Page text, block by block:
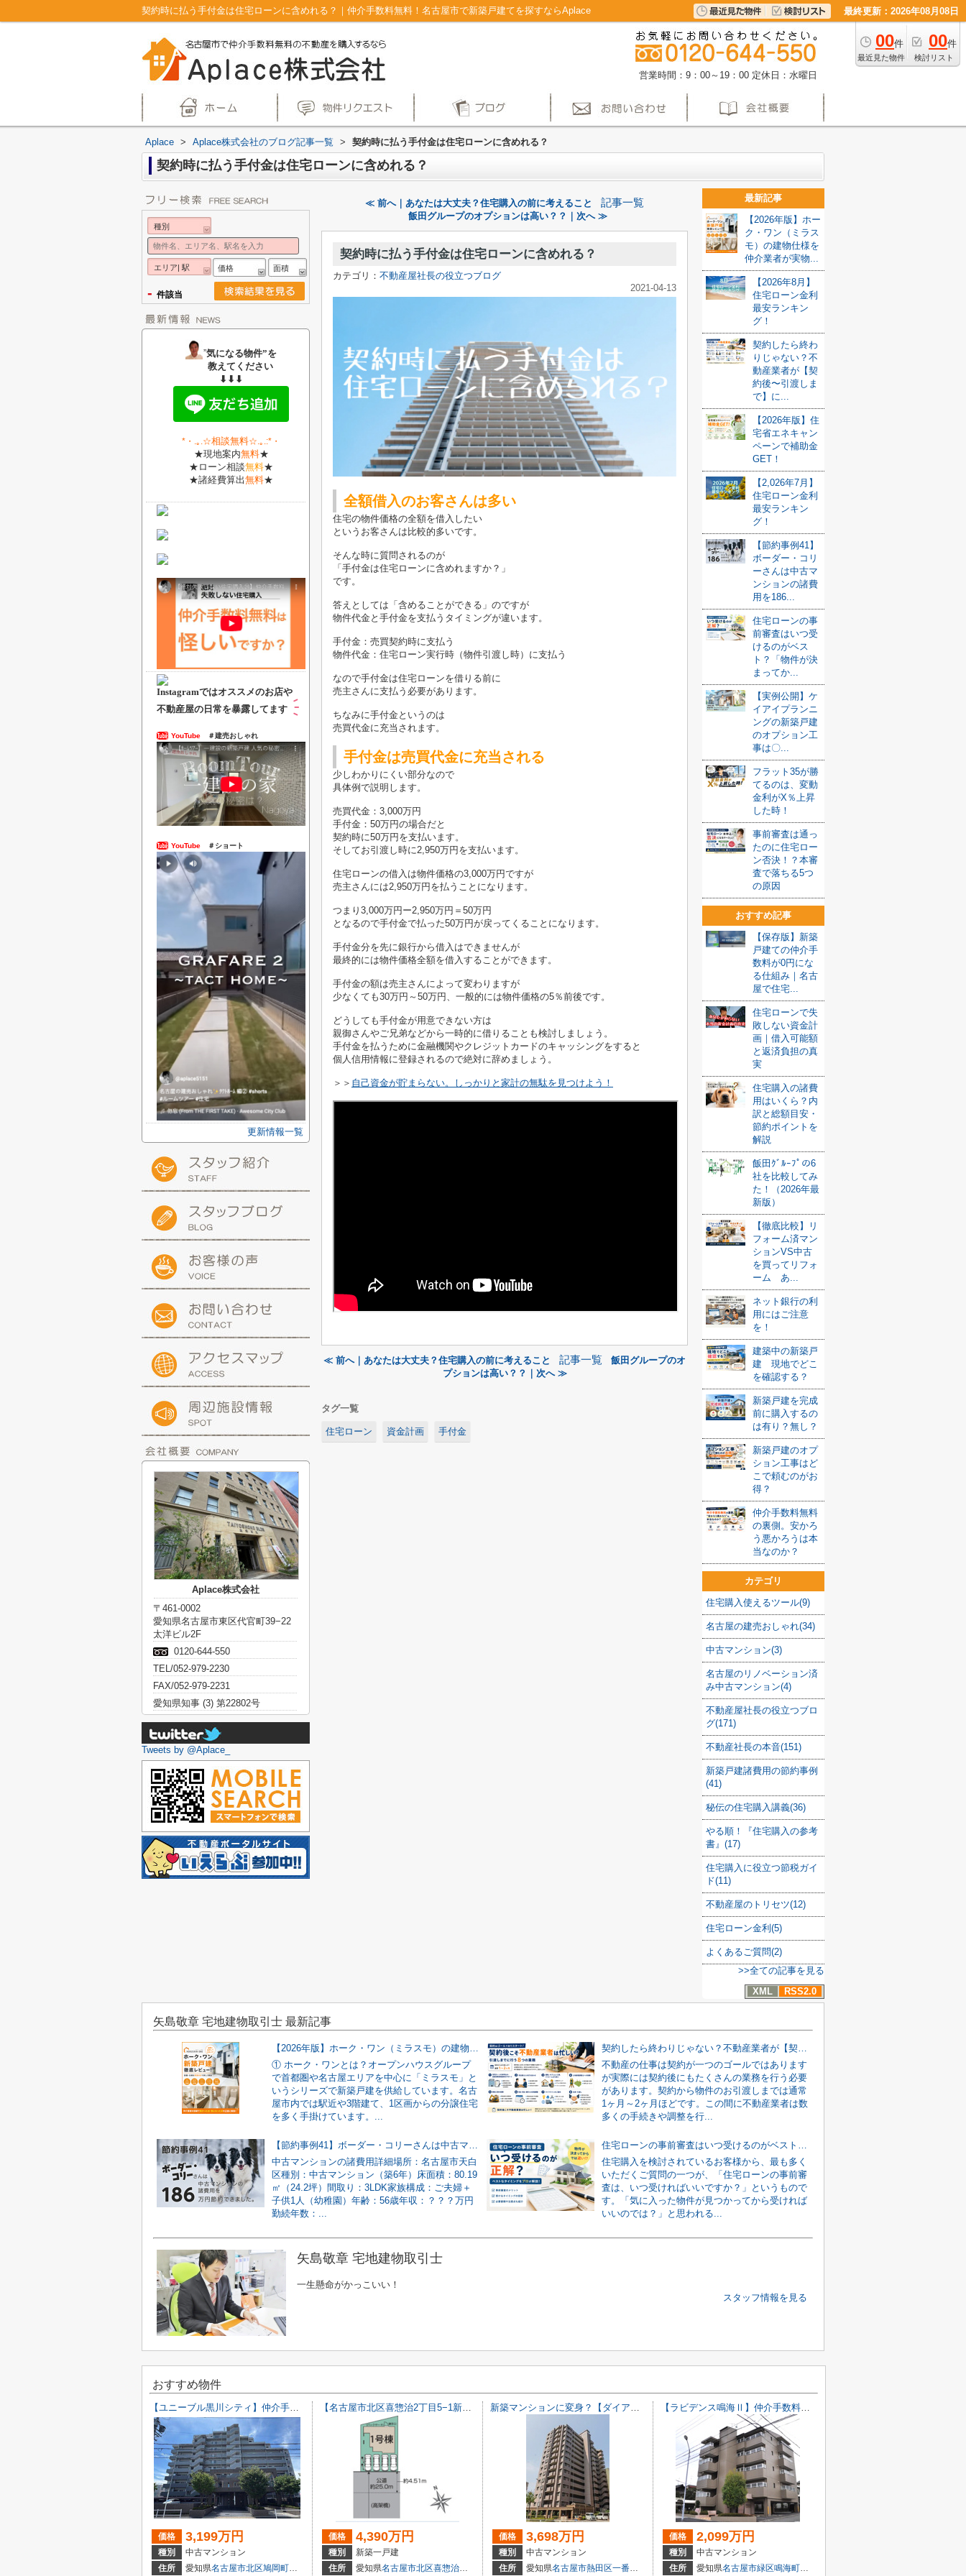
契約時に払う手付金は住宅ローンに含めれる？｜仲介手数料無料！名古屋市で新築戸建てを探すならAplace 最終更新：2026年08月08日
00件
最近見た物件
00件
検討リスト
営業時間：9：00～19：00 定休日：水曜日
Aplace > Aplace株式会社のブログ記事一覧 > 契約時に払う手付金は住宅ローンに含めれる？
契約時に払う手付金は住宅ローンに含めれる？
≪ 前へ｜あなたは大丈夫？住宅購入の前に考えること 記事一覧
飯田グループのオプションは高い？？｜次へ ≫
契約時に払う手付金は住宅ローンに含めれる？
カテゴリ： 不動産屋社長の役立つブログ
2021-04-13
全額借入のお客さんは多い
住宅の物件価格の全額を借入したい
というお客さんは比較的多いです。
そんな時に質問されるのが
「手付金は住宅ローンに含めれますか？」
です。
答えとしては「含めることができる」のですが
物件代金と手付金を支払うタイミングが違います。
手付金：売買契約時に支払う
物件代金：住宅ローン実行時（物件引渡し時）に支払う
なので手付金は住宅ローンを借りる前に
売主さんに支払う必要があります。
ちなみに手付金というのは
売買代金に充当されます。
手付金は売買代金に充当される
少しわかりにくい部分なので
具体例で説明します。
売買代金：3,000万円
手付金：50万円の場合だと
契約時に50万円を支払います。
そしてお引渡し時に2,950万円を支払います。
住宅ローンの借入は物件価格の3,000万円ですが
売主さんには2,950万円を払うことになります。
つまり3,000万円ー2,950万円＝50万円
となるので手付金で払った50万円が戻ってくることになります。
手付金分を先に銀行から借入はできませんが
最終的には物件価格全額を借入することができます。
手付金の額は売主さんによって変わりますが
少なくても30万円～50万円、一般的には物件価格の5％前後です。
どうしても手付金が用意できない方は
親御さんやご兄弟などから一時的に借りることも検討しましょう。
手付金を払うために金融機関やクレジットカードのキャッシングをすると
個人信用情報に登録されるので絶対に辞めましょう。
＞＞ 自己資金が貯まらない。しっかりと家計の無駄を見つけよう！
≪ 前へ｜あなたは大丈夫？住宅購入の前に考えること 記事一覧
飯田グループのオ
プションは高い？？｜次へ ≫
タグ一覧
住宅ローン 資金計画 手付金
最新記事
【2026年版】ホー
ク・ワン（ミラス
モ）の建物仕様を
仲介業者が実物...
【2026年8月】
住宅ローン金利
最安ランキン
グ！
契約したら終わ
りじゃない？不
動産業者が【契
約後〜引渡しま
で】に...
【2026年版】住
宅省エネキャン
ペーンで補助金
GET！
【2,026年7月】
住宅ローン金利
最安ランキン
グ！
【節約事例41】
ボーダー・コリ
ーさんは中古マ
ンションの諸費
用を186...
住宅ローンの事
前審査はいつ受
けるのがベス
ト？「物件が決
まってか...
【実例公開】ケ
イアイプランニ
ングの新築戸建
のオプション工
事は〇...
フラット35が勝
てるのは、変動
金利がX％上昇
した時！
事前審査は通っ
たのに住宅ロー
ン否決！？本審
査で落ちる5つ
の原因
おすすめ記事
【保存版】新築
戸建ての仲介手
数料が0円にな
る仕組み｜名古
屋で住宅...
住宅ローンで失
敗しない資金計
画｜借入可能額
と返済負担の真
実
住宅購入の諸費
用はいくら？内
訳と総額目安・
節約ポイントを
解説
飯田ｸﾞﾙｰﾌﾟの6
社を比較してみ
た！（2026年最
新版）
【徹底比較】リ
フォーム済マン
ションVS中古
を買ってリフォ
ーム あ...
ネット銀行の利
用にはご注意
を！
建築中の新築戸
建 現地でどこ
を確認する？
新築戸建を完成
前に購入するの
は有り？無し？
新築戸建のオプ
ション工事はど
こで頼むのがお
得？
仲介手数料無料
の裏側。安かろ
う悪かろうは本
当なのか？
カテゴリ
住宅購入使えるツール(9)
名古屋の建売おしゃれ(34)
中古マンション(3)
名古屋のリノベーション済
み中古マンション(4)
不動産屋社長の役立つブロ
グ(171)
不動産社長の本音(151)
新築戸建諸費用の節約事例
(41)
秘伝の住宅購入講義(36)
やる順！『住宅購入の参考
書』(17)
住宅購入に役立つ節税ガイ
ド(11)
不動産屋のトリセツ(12)
住宅ローン金利(5)
よくあるご質問(2)
>>全ての記事を見る
XML
RSS2.0
種別
エリア| 駅 価格 面積
- 件該当
”気になる物件”を
教えてください
⬇⬇⬇
*・ .｡.☆相談無料☆.｡.:*・
★現地案内無料★
★ローン相談無料★
★諸経費算出無料★
Instagramではオススメのお店や
不動産屋の日常を暴露してます
YouTube ＃建売おしゃれ
YouTube ＃ショート
更新情報一覧
Aplace株式会社
〒461-0002
愛知県名古屋市東区代官町39−22
太洋ビル2F
0120-644-550
TEL/052-979-2230
FAX/052-979-2231
愛知県知事 (3) 第22802号
Tweets by @Aplace_
矢島敬章 宅地建物取引士 最新記事
【2026年版】ホーク・ワン（ミラスモ）の建物仕様を仲介業者が実物写真で解説！
① ホーク・ワンとは？オープンハウスグループ
で首都圏や名古屋エリアを中心に「ミラスモ」と
いうシリーズで新築戸建を供給しています。名古
屋市内では駅近や3階建て、1区画からの分譲住宅
を多く手掛けています。...
契約したら終わりじゃない？不動産業者が【契約後〜引渡しまで】に行う裏側の仕事
不動産の仕事は契約が一つのゴールではあります
が実際には契約後にもたくさんの業務を行う必要
があります。契約から物件のお引渡しまでは通常
1ヶ月～2ヶ月ほどです。この間に不動産業者は数
多くの手続きや調整を行...
【節約事例41】ボーダー・コリーさんは中古マンションの諸費用を186万円安くできました！
中古マンションの諸費用詳細場所：名古屋市天白
区種別：中古マンション（築6年）床面積：80.19
㎡（24.2坪）間取り：3LDK家族構成：ご夫婦＋
子供1人（幼稚園）年齢：56歳年収：？？？万円
勤続年数：...
住宅ローンの事前審査はいつ受けるのがベスト？「物件が決まってから」では遅い理由を解説
住宅購入を検討されているお客様から、最も多く
いただくご質問の一つが、「住宅ローンの事前審
査は、いつ受ければいいですか？」というもので
す。「気に入った物件が見つかってから受ければ
いいのでは？」と思われる...
矢島敬章 宅地建物取引士
一生懸命がかっこいい！
スタッフ情報を見る
おすすめ物件
価格 3,199万円
種別
中古マンション
住所
愛知県名古屋市北区鳩岡町 １丁目7-18
価格 4,390万円
種別
新築一戸建
住所
愛知県名古屋市北区喜惣治 ２丁目5-1
価格 3,698万円
種別
中古マンション
住所
愛知県名古屋市熱田区一番 ３丁目6-11
価格 2,099万円
種別
中古マンション
住所
愛知県名古屋市緑区鳴海町